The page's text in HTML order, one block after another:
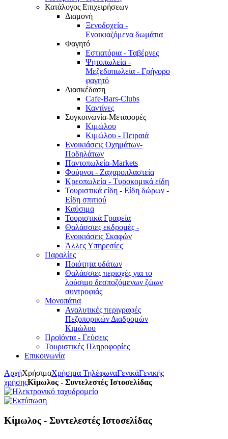
Κατάλογος Επιχειρήσεων
Διαμονή
Ξενοδοχεία -
Ενοικιαζόμενα δωμάτια
Φαγητό
Εστιατόρια - Ταβέρνες
Ψητοπωλεία -
Μεζεδοπωλεία - Γρήγορο
φαγητό
Διασκέδαση
Cafe-Bars-Clubs
Καντίνες
Συγκοινωνία-Μεταφορές
Κιμώλου
Κιμώλου - Πειραιά
Ενοικιάσεις Οχημάτων-
Ποδηλάτων
Παντοπωλεία-Markets
Φούρνοι - Ζαχαροπλαστεία
Κρεοπωλεία - Τυροκομικά είδη
Τουριστικά είδη - Είδη δώρων -
Είδη σπιτιού
Καύσιμα
Τουριστικά Γραφεία
Θαλάσσιες εκδρομές -
Ενοικιάσεις Σκαφών
Άλλες Υπηρεσίες
Παραλίες
Ποιότητα υδάτων
Θαλάσσιες περιοχές για το
λούσιμο δεσποζόμενων ζώων
συντροφιάς
Μονοπάτια
Αναλυτικές περιγραφές
Πεζοπορικών Διαδρομών
Κιμώλου
Προϊόντα - Γεύσεις
Τουριστικές Πληροφορίες
Επικοινωνία
ΑρχήΧρήσιμαΧρήσιμα ΤηλέφωναΓενικάΓενικής
χρήσηςΚίμωλος - Συντελεστές Ιστοσελίδας
Κίμωλος - Συντελεστές Ιστοσελίδας